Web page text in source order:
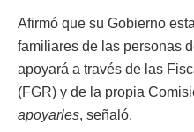
Afirmó que su Gobierno
familiares de las personas
apoyará a través de las
(FGR) y de la propia
apoyarles, señaló.